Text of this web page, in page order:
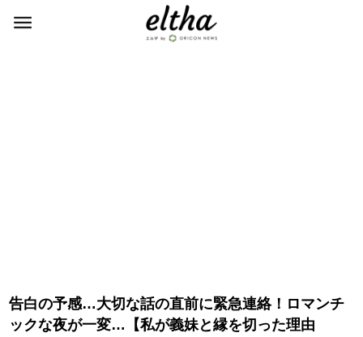
告白の予感…大切な話の直前に緊急連絡！ロマンチ
ックな夜が一変…【私が義妹と縁を切った理由